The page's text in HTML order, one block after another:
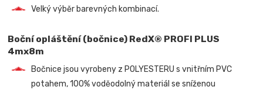
Velký výběr barevných kombinací.
Boční opláštění (bočnice) RedX® PROFI PLUS
4mx8m
Bočnice jsou vyrobeny z POLYESTERU s vnitřním PVC
potahem, 100% voděodolný materiál se sníženou